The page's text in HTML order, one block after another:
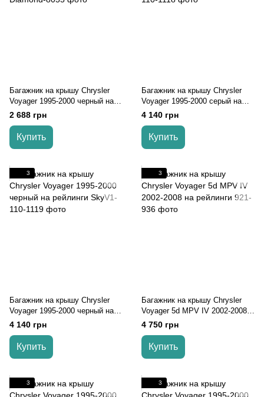
Багажник на крышу Chrysler
Voyager 1995-2000 черный на
рейлинги
2 688 грн
Купить
Багажник на крышу Chrysler
Voyager 1995-2000 серый на
рейлинги
4 140 грн
Купить
3
Багажник на крышу Chrysler
Voyager 1995-2000 черный на
рейлинги
4 140 грн
Купить
3
Багажник на крышу Chrysler
Voyager 5d MPV IV 2002-2008
на рейлинги
4 750 грн
Купить
3 3